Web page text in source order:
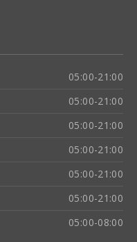
05:00-21:00
05:00-21:00
05:00-21:00
05:00-21:00
05:00-21:00
05:00-21:00
05:00-08:00